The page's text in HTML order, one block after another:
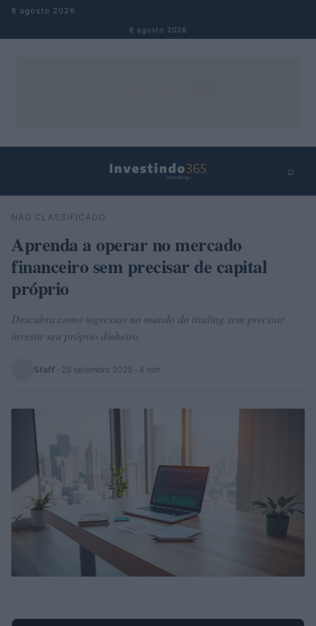
Pular para o conteúdo
8 agosto 2026
8 agosto 2026
⌕
Buscar
NÃO CLASSIFICADO
Aprenda a operar no mercado
financeiro sem precisar de capital
próprio
Descubra como ingressar no mundo do trading sem precisar
investir seu próprio dinheiro.
Staff · 25 setembro 2025 · 4 min